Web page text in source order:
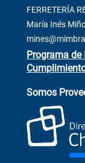
Contacto
Venta Terreno
Trabaja con
+56 9
FERRETERÍA
María Inés
Programa
Somos